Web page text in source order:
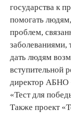
государства к
помогать
проблем,
заболеваниями,
дать людям
вступительной
директор АБНО
«Тест для
Также проект